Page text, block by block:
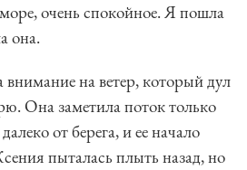
очень спокойное. Я пошла
она.
на ветер, который дул
Она заметила поток только
от берега, и ее начало
пыталась плыть назад, но